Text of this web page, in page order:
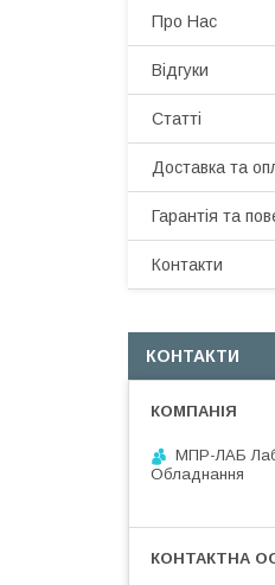
Про Нас
Відгуки
Статті
Доставка та
Гарантія та
Контакти
КОНТАКТИ
МПР-ЛАБ
Обладнання